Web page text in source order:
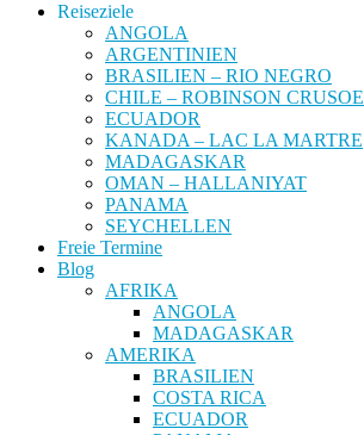
Reiseziele
ANGOLA
ARGENTINIEN
BRASILIEN – RIO NEGRO
CHILE – ROBINSON CRUSOE
ECUADOR
KANADA – LAC LA MARTRE
MADAGASKAR
OMAN – HALLANIYAT
PANAMA
SEYCHELLEN
Freie Termine
Blog
AFRIKA
ANGOLA
MADAGASKAR
AMERIKA
BRASILIEN
COSTA RICA
ECUADOR